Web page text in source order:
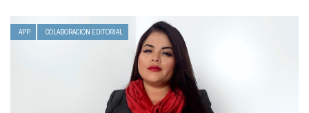
APP COLABORACIÓN EDITORIAL